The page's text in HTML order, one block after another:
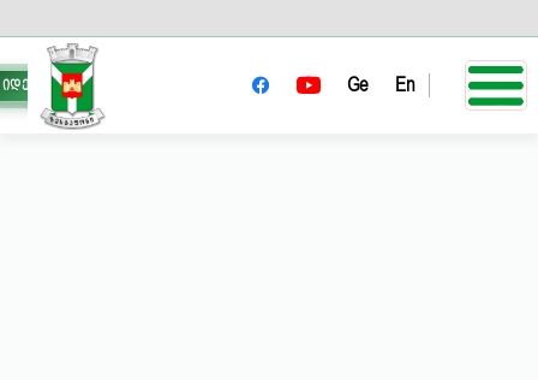
ცხელი ხაზი : 0 492 25 26 26
იდეა მერს Ge En